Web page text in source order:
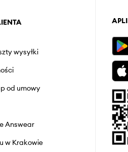
wysyłki
od umowy
Answear
w Krakowie